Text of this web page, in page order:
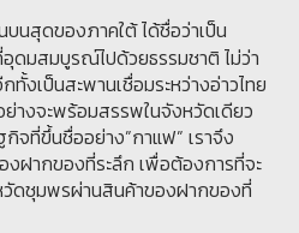
นสุดของภาคใต้ ได้ชื่อว่าเป็น
อุดมสมบูรณ์ไปด้วยธรรมชาติ ไม่ว่า
ทั้งเป็นสะพานเชื่อมระหว่างอ่าวไทย
างจะพร้อมสรรพในจังหวัดเดียว
จที่ขึ้นชื่ออย่าง”กาแฟ” เราจึง
งฝากของที่ระลึก เพื่อต้องการที่จะ
ดชุมพรผ่านสินค้าของฝากของที่